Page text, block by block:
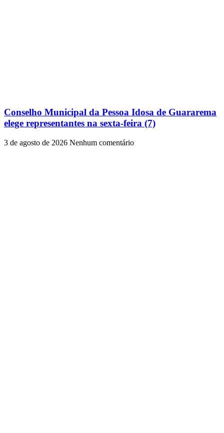
Conselho Municipal da Pessoa Idosa de Guararema
elege representantes na sexta-feira (7)
3 de agosto de 2026 Nenhum comentário